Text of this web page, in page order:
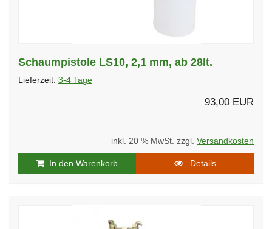
Schaumpistole LS10, 2,1 mm, ab 28lt.
Lieferzeit: 3-4 Tage
93,00 EUR
inkl. 20 % MwSt. zzgl. Versandkosten
In den Warenkorb Details